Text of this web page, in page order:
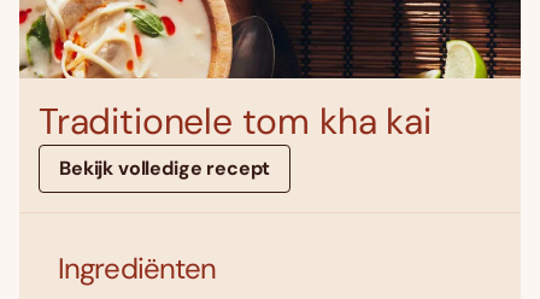
Traditionele tom kha kai
Bekijk volledige recept
Ingrediënten